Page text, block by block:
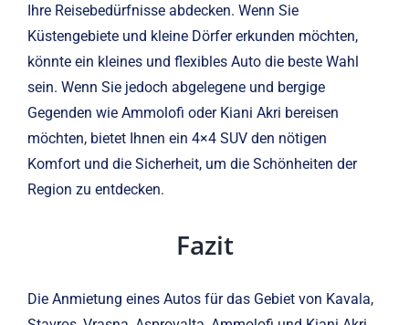
Ihre Reisebedürfnisse abdecken. Wenn Sie
Küstengebiete und kleine Dörfer erkunden möchten,
könnte ein kleines und flexibles Auto die beste Wahl
sein. Wenn Sie jedoch abgelegene und bergige
Gegenden wie Ammolofi oder Kiani Akri bereisen
möchten, bietet Ihnen ein 4×4 SUV den nötigen
Komfort und die Sicherheit, um die Schönheiten der
Region zu entdecken.
Fazit
Die Anmietung eines Autos für das Gebiet von Kavala,